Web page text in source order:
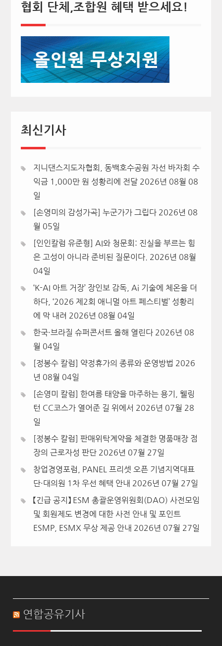
협회 단체,조합원 혜택 받으세요!
최신기사
지니댄스지도자협회, 동백호수공원 자선 바자회 수
익금 1,000만 원 성황리에 전달 2026년 08월 08
일
[손영미의 감성가곡] 누군가가 그립다 2026년 08
월 05일
[인인칼럼 유준형] AI와 청문회: 진실을 부르는 힘
은 고성이 아니라 준비된 질문이다.
2026년 08월
04일
‘K-AI 아트 거장’ 장인보 감독, Ai 기술에 체온을 더
하다, ‘2026 제2회 애니멀 아트 페스티벌’ 성황리
에 막 내려 2026년 08월 04일
한국·브라질 슈퍼콘서트 올해 열린다 2026년 08
월 04일
[정봉수 칼럼] 약정휴가의 종류와 운영방법 2026
년 08월 04일
[손영미 칼럼] 한여름 태양을 마주하는 용기, 웰링
턴 CC코스가 열어준 길 위에서 2026년 07월 28
일
[정봉수 칼럼] 판매위탁계약을 체결한 명품매장 점
장의 근로자성 판단 2026년 07월 27일
창업경영포럼, PANEL 프리셋 오픈 기념지역대표
단·대의원 1차 우선 혜택 안내 2026년 07월 27일
【긴급 공지】 ESM 총괄운영위원회(DAO) 사전모임
및 회원제도 변경에 대한 사전 안내 및 포인트
ESMP, ESMX 무상 제공 안내 2026년 07월 27일
연합공유기사